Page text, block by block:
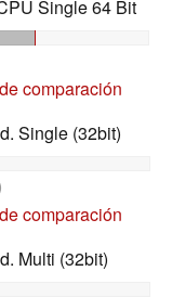
Single 64 Bit
comparación
Single (32bit)
comparación
Multi (32bit)